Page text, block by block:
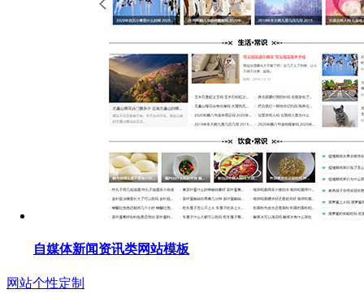
自媒体新闻资讯类网站模板
网站个性定制